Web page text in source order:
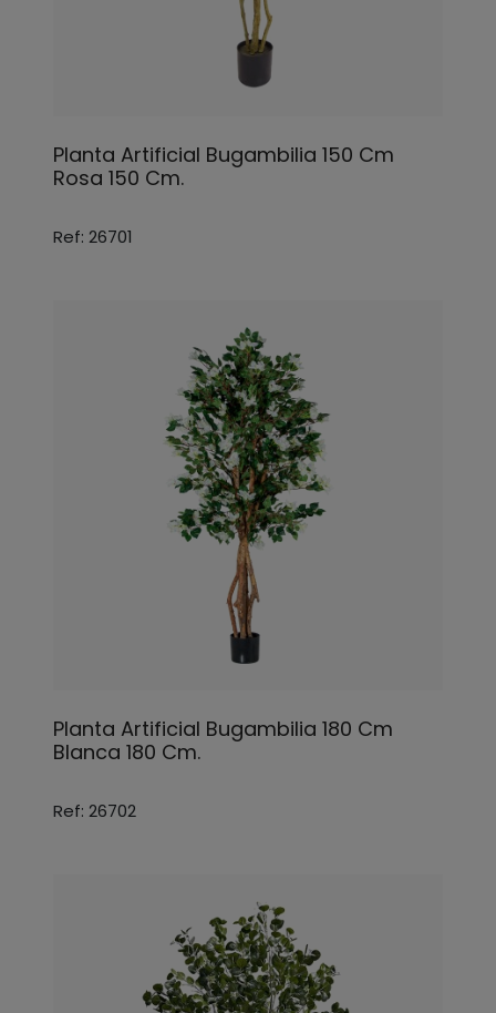
Planta Artificial Bugambilia 150 Cm
Rosa 150 Cm.
Ref: 26701
Planta Artificial Bugambilia 180 Cm
Blanca 180 Cm.
Ref: 26702